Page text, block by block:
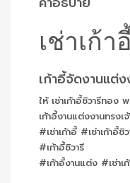
เช่าเก้
เก้าอี้จัดงานแต่ง
ให้ เช่าเก้าอี้ชิวารีทอง
เก้าอี้งานแต่งงานทรง
#เช่าเก้าอี้ #เช่าเก้าอี้
#เก้าอี้ชิวารี
#เก้าอี้งานแต่ง #เช่าเ